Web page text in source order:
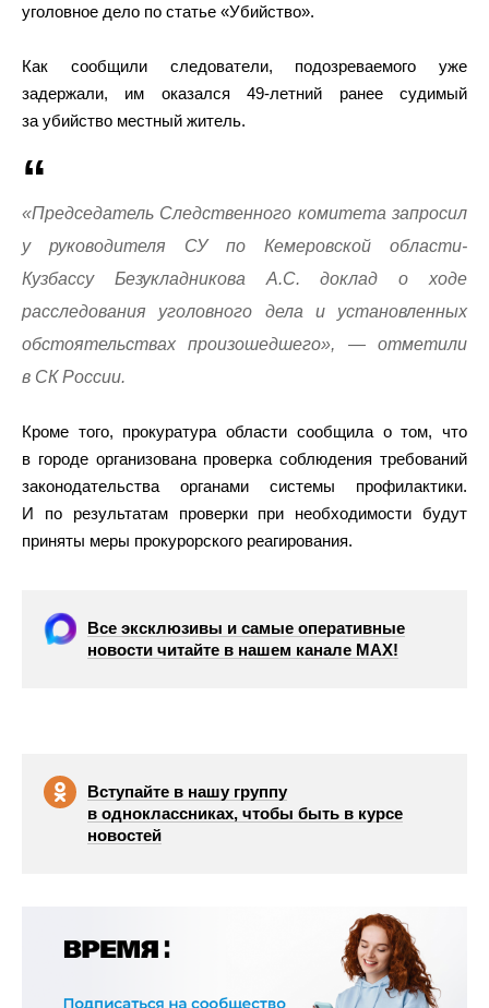
уголовное дело по статье «Убийство».
Как сообщили следователи, подозреваемого уже
задержали, им оказался 49-летний ранее судимый
за убийство местный житель.
«Председатель Следственного комитета запросил
у руководителя СУ по Кемеровской области-
Кузбассу Безукладникова А.С. доклад о ходе
расследования уголовного дела и установленных
обстоятельствах произошедшего», — отметили
в СК России.
Кроме того, прокуратура области сообщила о том, что
в городе организована проверка соблюдения требований
законодательства органами системы профилактики.
И по результатам проверки при необходимости будут
приняты меры прокурорского реагирования.
Все эксклюзивы и самые оперативные
новости читайте в нашем канале МАХ!
Вступайте в нашу группу
в одноклассниках, чтобы быть в курсе
новостей